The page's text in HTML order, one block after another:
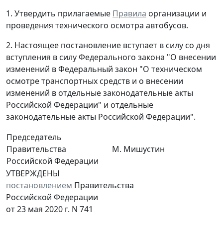
1. Утвердить прилагаемые Правила организации и
проведения технического осмотра автобусов.
2. Настоящее постановление вступает в силу со дня
вступления в силу Федерального закона "О внесении
изменений в Федеральный закон "О техническом
осмотре транспортных средств и о внесении
изменений в отдельные законодательные акты
Российской Федерации" и отдельные
законодательные акты Российской Федерации".
Председатель
Правительства
Российской Федерации
М. Мишустин
УТВЕРЖДЕНЫ
постановлением Правительства
Российской Федерации
от 23 мая 2020 г. N 741